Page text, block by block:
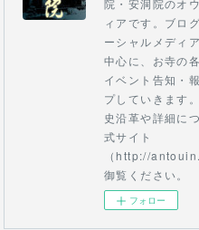
院・安洞院のオ
ィアです。ブロ
ーシャルメディ
中心に、お寺の
イベント告知・
プしていきます
史沿革や詳細に
式サイト
（http://
御覧ください。
フォロー